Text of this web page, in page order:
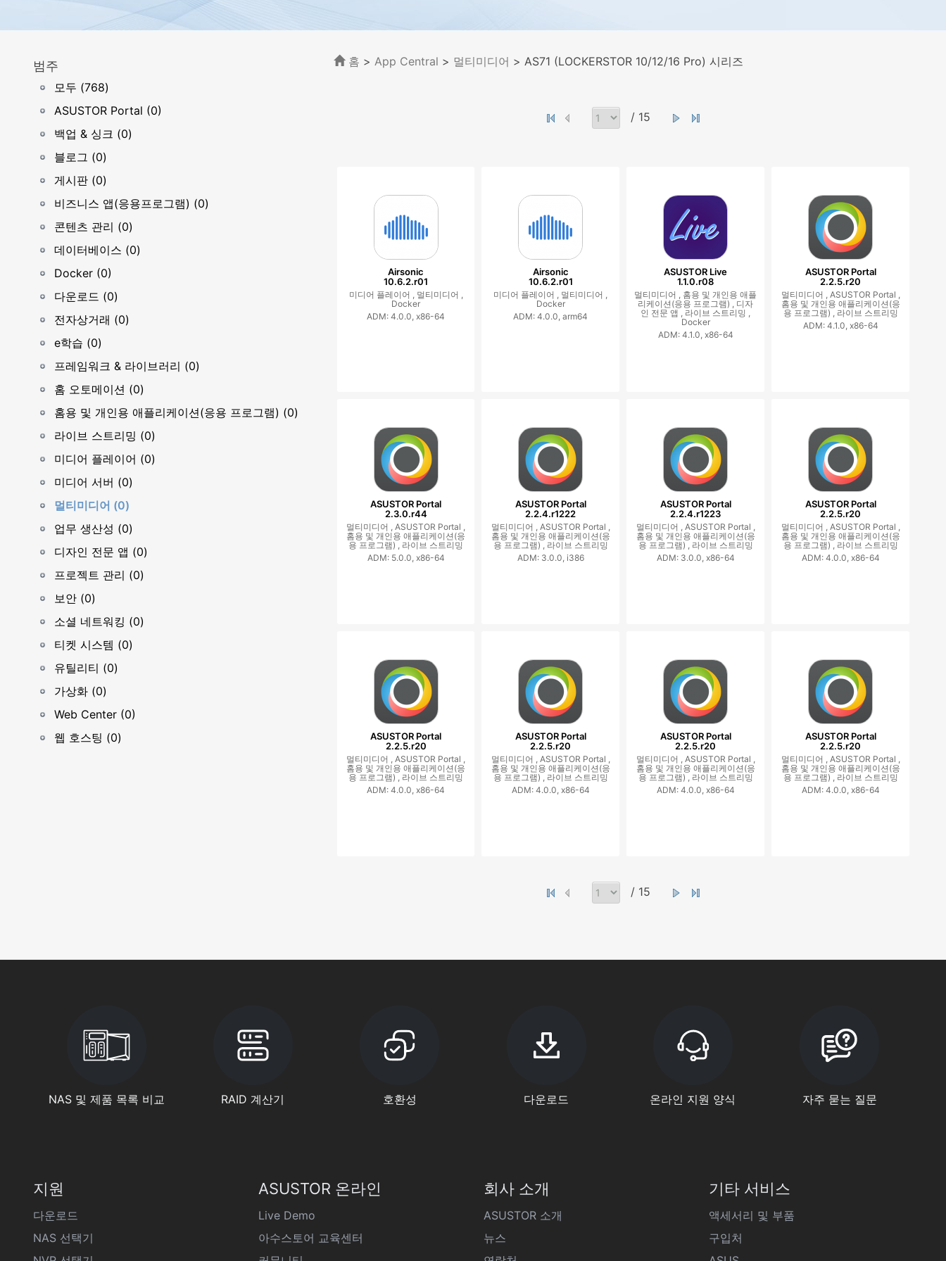
범주
모두 (768)
ASUSTOR Portal (0)
백업 & 싱크 (0)
블로그 (0)
게시판 (0)
비즈니스 앱(응용프로그램) (0)
콘텐츠 관리 (0)
데이터베이스 (0)
Docker (0)
다운로드 (0)
전자상거래 (0)
e학습 (0)
프레임워크 & 라이브러리 (0)
홈 오토메이션 (0)
홈용 및 개인용 애플리케이션(응용 프로그램) (0)
라이브 스트리밍 (0)
미디어 플레이어 (0)
미디어 서버 (0)
멀티미디어 (0)
업무 생산성 (0)
디자인 전문 앱 (0)
프로젝트 관리 (0)
보안 (0)
소셜 네트워킹 (0)
티켓 시스템 (0)
유틸리티 (0)
가상화 (0)
Web Center (0)
웹 호스팅 (0)
홈 > App Central > 멀티미디어 > AS71 (LOCKERSTOR 10/12/16 Pro) 시리즈
/ 15
Airsonic
10.6.2.r01
미디어 플레이어 , 멀티미디어 ,
Docker
ADM: 4.0.0, x86-64
Airsonic
10.6.2.r01
미디어 플레이어 , 멀티미디어 ,
Docker
ADM: 4.0.0, arm64
ASUSTOR Live
1.1.0.r08
멀티미디어 , 홈용 및 개인용 애플
리케이션(응용 프로그램) , 디자
인 전문 앱 , 라이브 스트리밍 ,
Docker
ADM: 4.1.0, x86-64
ASUSTOR Portal
2.2.5.r20
멀티미디어 , ASUSTOR Portal ,
홈용 및 개인용 애플리케이션(응
용 프로그램) , 라이브 스트리밍
ADM: 4.1.0, x86-64
ASUSTOR Portal
2.3.0.r44
멀티미디어 ,ASUSTOR Portal ,
홈용 및 개인용 애플리케이션(응
용 프로그램) , 라이브 스트리밍
ADM: 5.0.0, x86-64
ASUSTOR Portal
2.2.4.r1222
멀티미디어 , ASUSTOR Portal ,
홈용 및 개인용 애플리케이션(응
용 프로그램) , 라이브 스트리밍
ADM: 3.0.0, i386
ASUSTOR Portal
2.2.4.r1223
멀티미디어 , ASUSTOR Portal ,
홈용 및 개인용 애플리케이션(응
용 프로그램) , 라이브 스트리밍
ADM: 3.0.0, x86-64
ASUSTOR Portal
2.2.5.r20
멀티미디어 , ASUSTOR Portal ,
홈용 및 개인용 애플리케이션(응
용 프로그램) , 라이브 스트리밍
ADM: 4.0.0, x86-64
ASUSTOR Portal
2.2.5.r20
멀티미디어 ,ASUSTOR Portal ,
홈용 및 개인용 애플리케이션(응
용 프로그램) , 라이브 스트리밍
ADM: 4.0.0, x86-64
ASUSTOR Portal
2.2.5.r20
멀티미디어 , ASUSTOR Portal ,
홈용 및 개인용 애플리케이션(응
용 프로그램) , 라이브 스트리밍
ADM: 4.0.0, x86-64
ASUSTOR Portal
2.2.5.r20
멀티미디어 , ASUSTOR Portal ,
홈용 및 개인용 애플리케이션(응
용 프로그램) , 라이브 스트리밍
ADM: 4.0.0, x86-64
ASUSTOR Portal
2.2.5.r20
멀티미디어 , ASUSTOR Portal ,
홈용 및 개인용 애플리케이션(응
용 프로그램) , 라이브 스트리밍
ADM: 4.0.0, x86-64
/ 15
NAS 및 제품 목록 비교 RAID 계산기 호환성 다운로드 온라인 지원 양식 자주 묻는 질문
지원
다운로드
NAS 선택기
ASUSTOR 온라인
Live Demo
아수스토어 교육센터
회사 소개
ASUSTOR 소개
뉴스
기타 서비스
액세서리 및 부품
구입처